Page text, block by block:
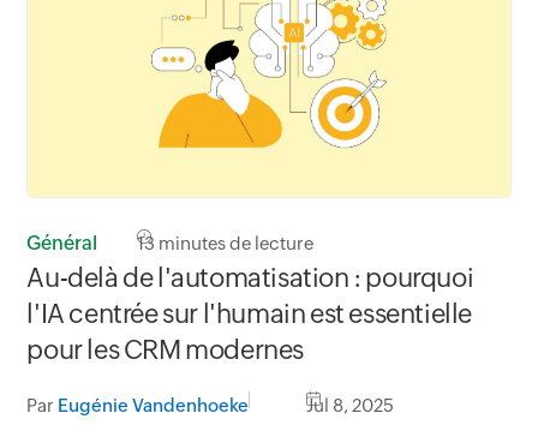
Général 13 minutes de lecture
Au-delà de l'automatisation : pourquoi
l'IA centrée sur l'humain est essentielle
pour les CRM modernes
Par Eugénie Vandenhoeke Jul 8, 2025